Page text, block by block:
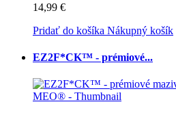
14,99 €
Pridať do košíka Nákupný košík
EZ2F*CK™ - prémiové...